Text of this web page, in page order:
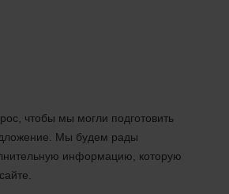
чтобы мы могли подготовить
Мы будем рады
информацию, которую